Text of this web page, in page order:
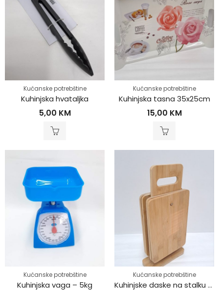
Kućanske potrebštine
Kuhinjska hvataljka
5,00 KM
Kućanske potrebštine
Kuhinjska tasna 35x25cm
15,00 KM
Kućanske potrebštine
Kuhinjska vaga – 5kg
Kućanske potrebštine
Kuhinjske daske na stalku 4/1